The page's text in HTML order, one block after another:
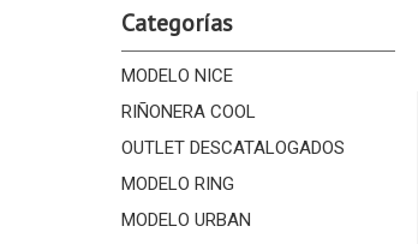
Categorías
MODELO NICE
RIÑONERA COOL
OUTLET DESCATALOGADOS
MODELO RING
MODELO URBAN